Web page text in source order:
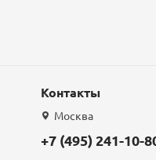
Контакты
Москва
+7 (495) 241-10-